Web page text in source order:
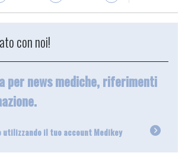
con noi!
per news mediche, riferimenti
il tuo account Medikey